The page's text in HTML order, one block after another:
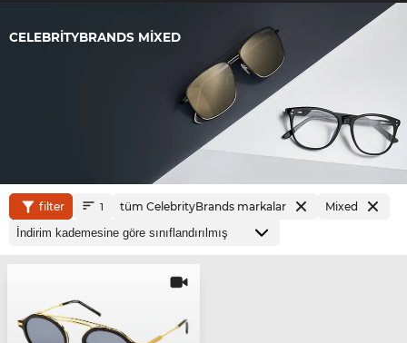
CELEBRITYBRANDS MIXED
filter 1 tüm CelebrityBrands markalar Mixed